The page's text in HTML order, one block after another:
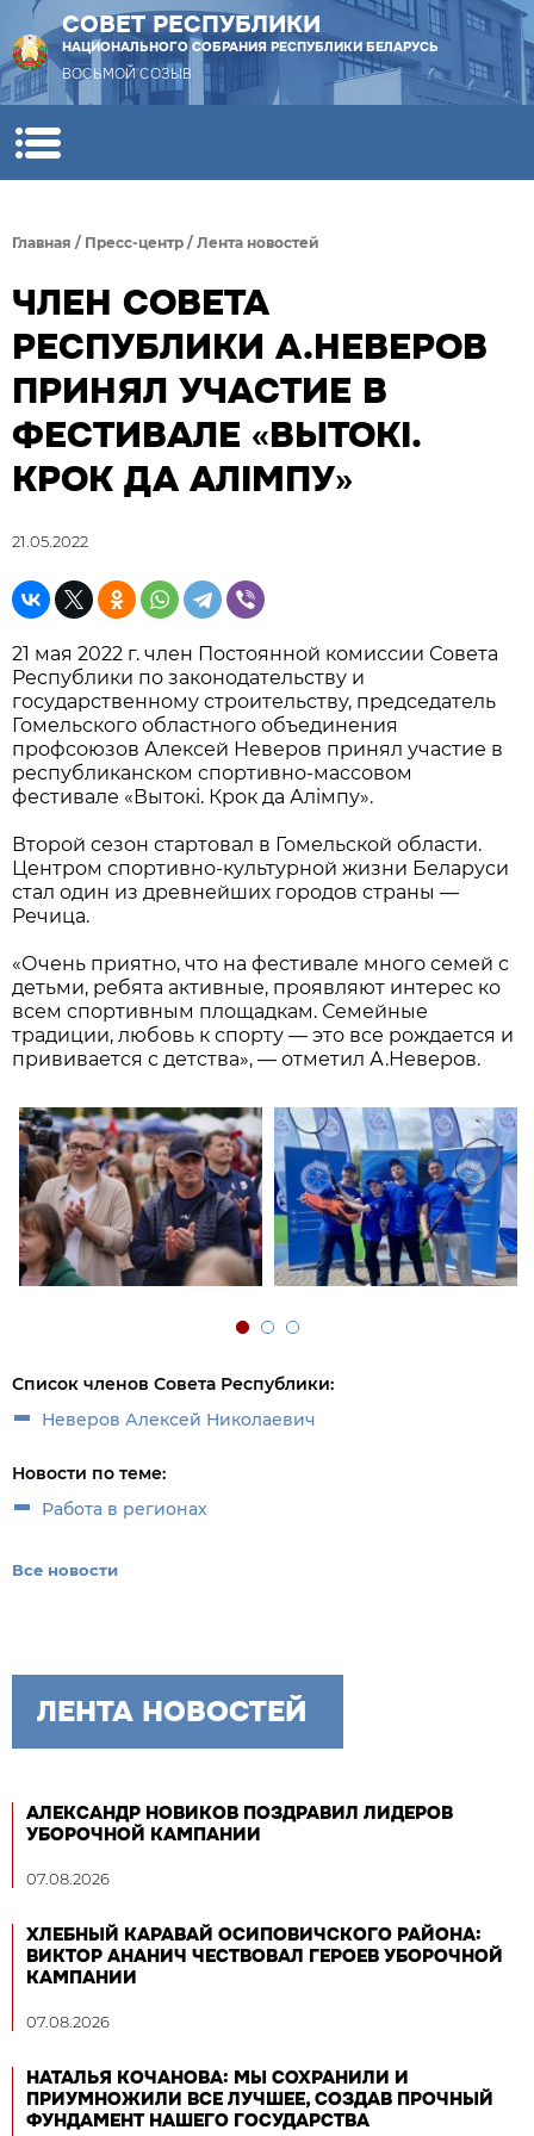
СОВЕТ РЕСПУБЛИКИ
НАЦИОНАЛЬНОГО СОБРАНИЯ РЕСПУБЛИКИ БЕЛАРУСЬ
ВОСЬМОЙ СОЗЫВ
Главная / Пресс-центр / Лента новостей
ЧЛЕН СОВЕТА
РЕСПУБЛИКИ А.НЕВЕРОВ
ПРИНЯЛ УЧАСТИЕ В
ФЕСТИВАЛЕ «ВЫТОКI.
КРОК ДА АЛIМПУ»
21.05.2022
21 мая 2022 г. член Постоянной комиссии Совета
Республики по законодательству и
государственному строительству, председатель
Гомельского областного объединения
профсоюзов Алексей Неверов принял участие в
республиканском спортивно-массовом
фестивале «Вытокi. Крок да Алiмпу».
Второй сезон стартовал в Гомельской области.
Центром спортивно-культурной жизни Беларуси
стал один из древнейших городов страны —
Речица.
«Очень приятно, что на фестивале много семей с
детьми, ребята активные, проявляют интерес ко
всем спортивным площадкам. Семейные
традиции, любовь к спорту — это все рождается и
прививается с детства», — отметил А.Неверов.
Список членов Совета Республики:
Неверов Алексей Николаевич
Новости по теме:
Работа в регионах
Все новости
ЛЕНТА НОВОСТЕЙ
АЛЕКСАНДР НОВИКОВ ПОЗДРАВИЛ ЛИДЕРОВ
УБОРОЧНОЙ КАМПАНИИ
07.08.2026
ХЛЕБНЫЙ КАРАВАЙ ОСИПОВИЧСКОГО РАЙОНА:
ВИКТОР АНАНИЧ ЧЕСТВОВАЛ ГЕРОЕВ УБОРОЧНОЙ
КАМПАНИИ
07.08.2026
НАТАЛЬЯ КОЧАНОВА: МЫ СОХРАНИЛИ И
ПРИУМНОЖИЛИ ВСЕ ЛУЧШЕЕ, СОЗДАВ ПРОЧНЫЙ
ФУНДАМЕНТ НАШЕГО ГОСУДАРСТВА